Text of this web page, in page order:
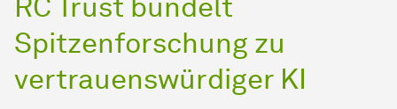
Spitzenforschung zu
vertrauenswürdiger KI